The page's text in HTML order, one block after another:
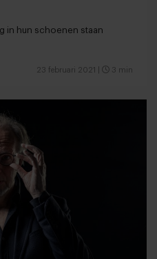
in hun schoenen staan
23 februari 2021 3 min